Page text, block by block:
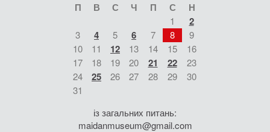
П В С Ч П С Н
1 2
3 4 5 6 7 8
9
10
11 12 13 14 15
16
17
18 19 20 21 22
23
24
25 26 27 28 29
30
31
із загальних питань:
maidanmuseum@gmail.com